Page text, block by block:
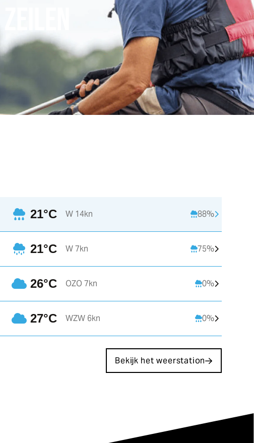
21°C W 14kn 88%
21°C W 7kn 75%
26°C OZO 7kn 0%
27°C WZW 6kn 0%
Bekijk het weerstation